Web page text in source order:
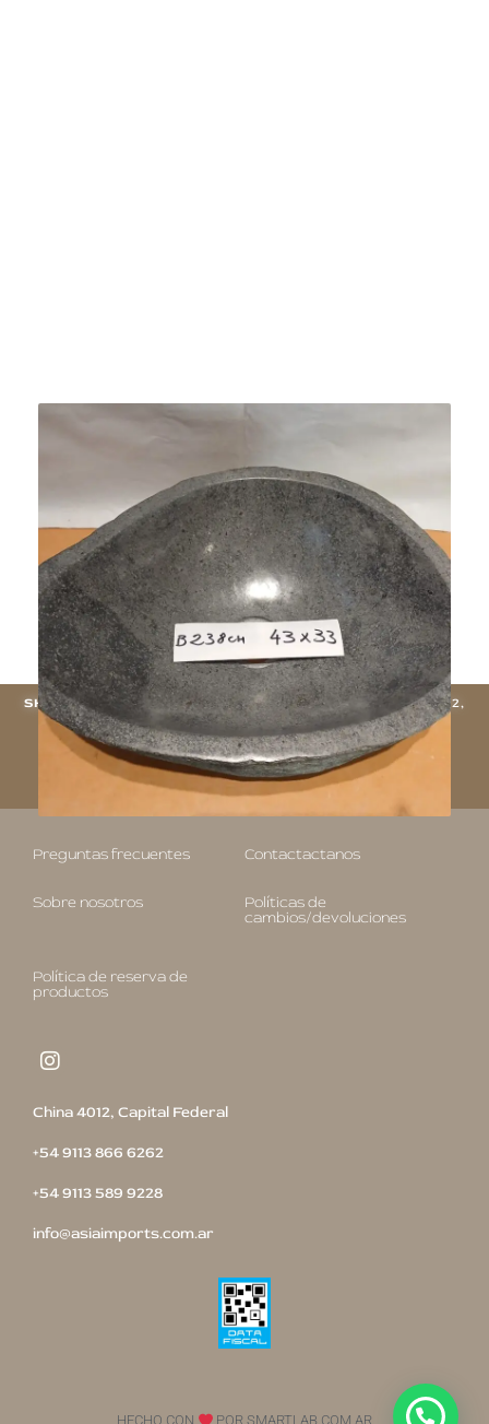
Bacha Piedra De Río De Indonesia Grande 238ch
Agregar al carrito
SHOWROOM:
UNICAMENTE CON CITA PREVIA - CHINA 4012,
VILLA URQUIZA (CABA).
RESERVAR UNA CITA
Preguntas frecuentes Contactactanos
Sobre nosotros
Políticas de
cambios/devoluciones
Política de reserva de
productos
China 4012, Capital Federal
+54 9113 866 6262
+54 9113 589 9228
info@asiaimports.com.ar
HECHO CON POR SMARTLAB.COM.AR
Hola! En qué podemos ayudarte?